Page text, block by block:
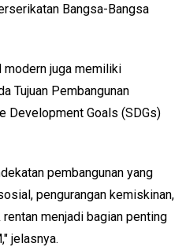
Bangsa-Bangsa
modern juga memiliki
Tujuan Pembangunan
Development Goals (SDGs)
pembangunan yang
pengurangan kemiskinan,
menjadi bagian penting
jelasnya.